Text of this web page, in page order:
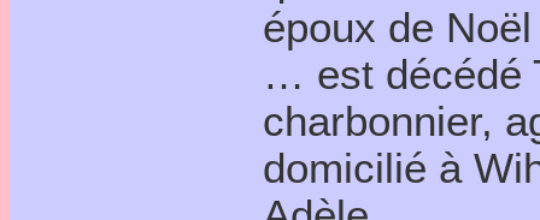
époux de
… est décédé
charbonnier,
domicilié à